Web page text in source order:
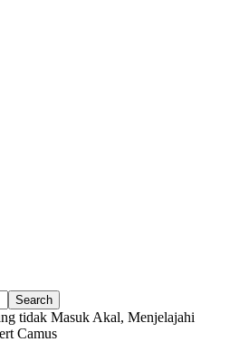
tidak Masuk Akal, Menjelajahi
Camus